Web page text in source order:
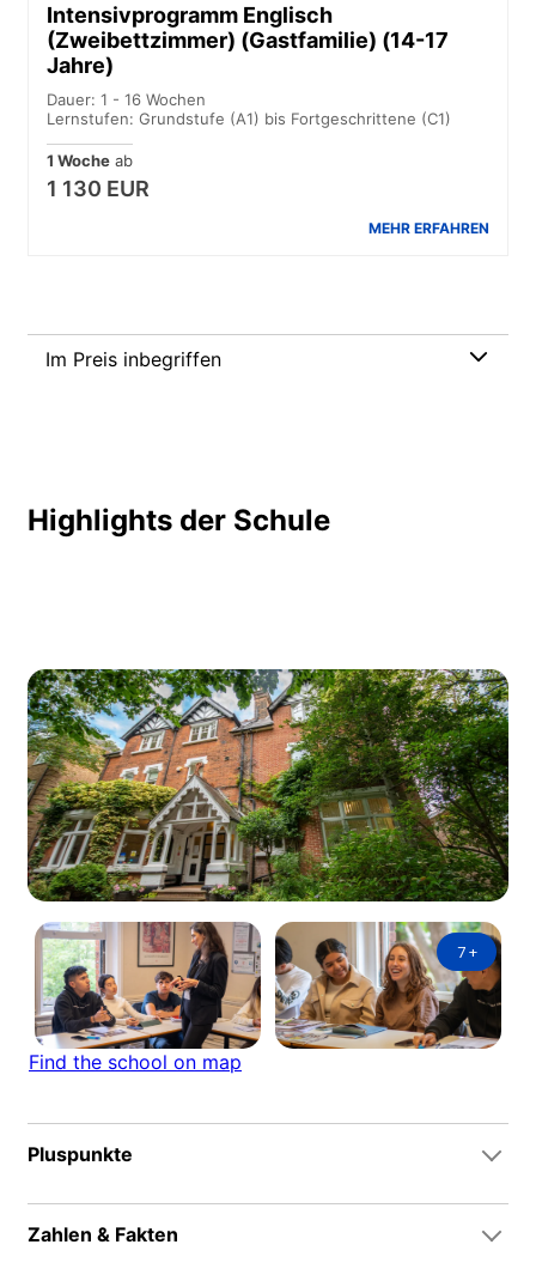
Intensivprogramm Englisch
(Zweibettzimmer) (Gastfamilie) (14-17
Jahre)
Dauer: 1 - 16 Wochen
Lernstufen: Grundstufe (A1) bis Fortgeschrittene (C1)
1 Woche ab
1 130 EUR
MEHR ERFAHREN
Im Preis inbegriffen
Highlights der Schule
7+
Find the school on map
Pluspunkte
Zahlen & Fakten